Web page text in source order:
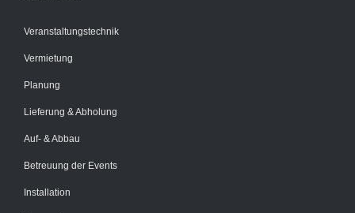
Veranstaltungstechnik
Vermietung
Planung
Lieferung & Abholung
Auf- & Abbau
Betreuung der Events
Installation